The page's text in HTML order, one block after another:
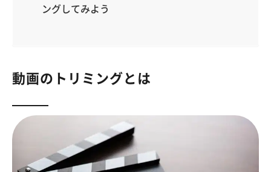
ングしてみよう
動画のトリミングとは